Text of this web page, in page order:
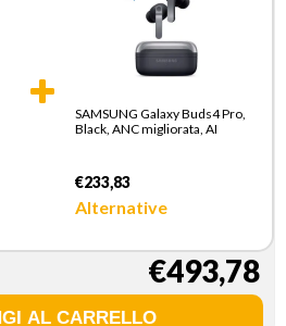
SAMSUNG Galaxy Buds4 Pro,
Black, ANC migliorata, AI
€233,83
Alternative
€493,78